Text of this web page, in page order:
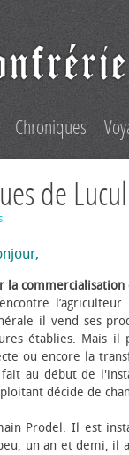
Chroniques
de
.
la commercialisation
il vend ses
établies. Mais
ou encore la
au début de
décide de
Prodel. Il est
un an et demi, il